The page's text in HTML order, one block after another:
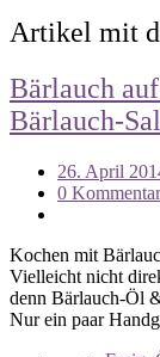
Artikel mit
Bärlauch
Bärlauch-
26. April
0
Kochen mit
Vielleicht nicht
denn Bärlauch-Öl
Nur ein paar